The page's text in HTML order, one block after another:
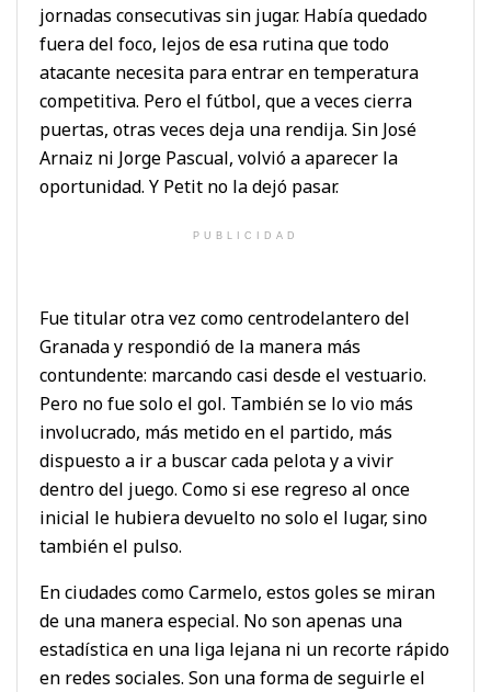
jornadas consecutivas sin jugar. Había quedado
fuera del foco, lejos de esa rutina que todo
atacante necesita para entrar en temperatura
competitiva. Pero el fútbol, que a veces cierra
puertas, otras veces deja una rendija. Sin José
Arnaiz ni Jorge Pascual, volvió a aparecer la
oportunidad. Y Petit no la dejó pasar.
PUBLICIDAD
Fue titular otra vez como centrodelantero del
Granada y respondió de la manera más
contundente: marcando casi desde el vestuario.
Pero no fue solo el gol. También se lo vio más
involucrado, más metido en el partido, más
dispuesto a ir a buscar cada pelota y a vivir
dentro del juego. Como si ese regreso al once
inicial le hubiera devuelto no solo el lugar, sino
también el pulso.
En ciudades como Carmelo, estos goles se miran
de una manera especial. No son apenas una
estadística en una liga lejana ni un recorte rápido
en redes sociales. Son una forma de seguirle el